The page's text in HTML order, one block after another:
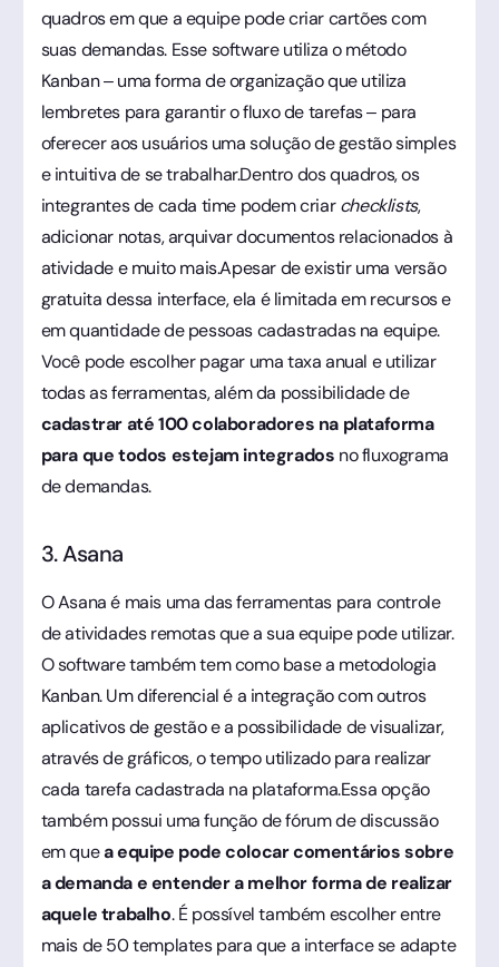
quadros em que a equipe pode criar cartões com
suas demandas. Esse software utiliza o método
Kanban – uma forma de organização que utiliza
lembretes para garantir o fluxo de tarefas – para
oferecer aos usuários uma solução de gestão simples
e intuitiva de se trabalhar.Dentro dos quadros, os
integrantes de cada time podem criarchecklists,
adicionar notas, arquivar documentos relacionados à
atividade e muito mais.Apesar de existir uma versão
gratuita dessa interface, ela é limitada em recursos e
em quantidade de pessoas cadastradas na equipe.
Você pode escolher pagar uma taxa anual e utilizar
todas as ferramentas, além da possibilidade de
cadastrar até 100 colaboradores na plataforma
para que todos estejam integrados no fluxograma
de demandas.
3. Asana
O Asana é mais uma das ferramentas para controle
de atividades remotas que a sua equipe pode utilizar.
O software também tem como base a metodologia
Kanban. Um diferencial é a integração com outros
aplicativos de gestão e a possibilidade de visualizar,
através de gráficos, o tempo utilizado para realizar
cada tarefa cadastrada na plataforma.Essa opção
também possui uma função de fórum de discussão
em quea equipe pode colocar comentários sobre
a demanda e entender a melhor forma de realizar
aquele trabalho. É possível também escolher entre
mais de 50 templates para que a interface se adapte